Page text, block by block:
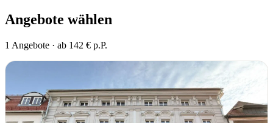
Angebote wählen
1 Angebote · ab 142 € p.P.